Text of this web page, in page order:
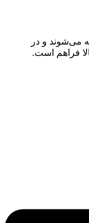
می‌شوند و در
فراهم است.